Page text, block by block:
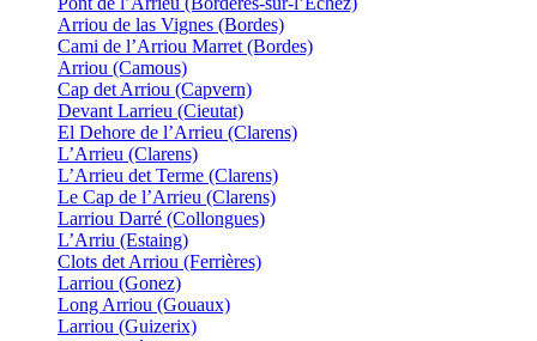
Arriou de las Vignes (Bordes)
Cami de l’Arriou Marret (Bordes)
Arriou (Camous)
Cap det Arriou (Capvern)
Devant Larrieu (Cieutat)
El Dehore de l’Arrieu (Clarens)
L’Arrieu (Clarens)
L’Arrieu det Terme (Clarens)
Le Cap de l’Arrieu (Clarens)
Larriou Darré (Collongues)
L’Arriu (Estaing)
Clots det Arriou (Ferrières)
Larriou (Gonez)
Long Arriou (Gouaux)
Larriou (Guizerix)